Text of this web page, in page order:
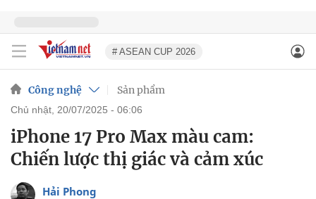
# ASEAN CUP 2026
Công nghệ Sản phẩm
chủ nhật, 20/07/2025 - 06:06
iPhone 17 Pro Max màu cam:
Chiến lược thị giác và cảm xúc
Hải Phong